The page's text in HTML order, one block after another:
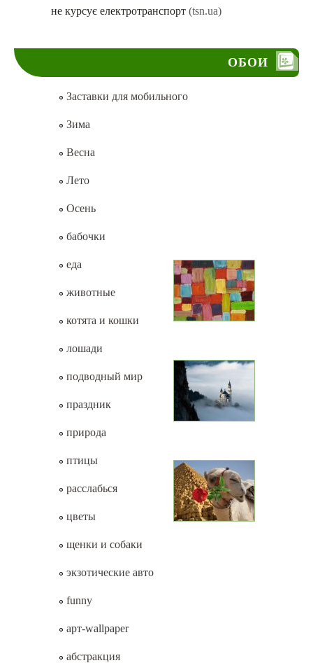
не курсує електротранспорт (tsn.ua)
ОБОИ
Заставки для мобильного
Зима
Весна
Лето
Осень
бабочки
еда
животные
котята и кошки
лошади
подводный мир
праздник
природа
птицы
расслабься
цветы
щенки и собаки
экзотические авто
funny
арт-wallpaper
абстракция